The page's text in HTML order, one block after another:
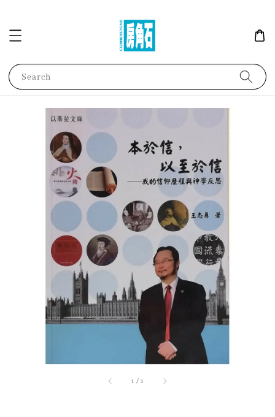
Search
1 /1